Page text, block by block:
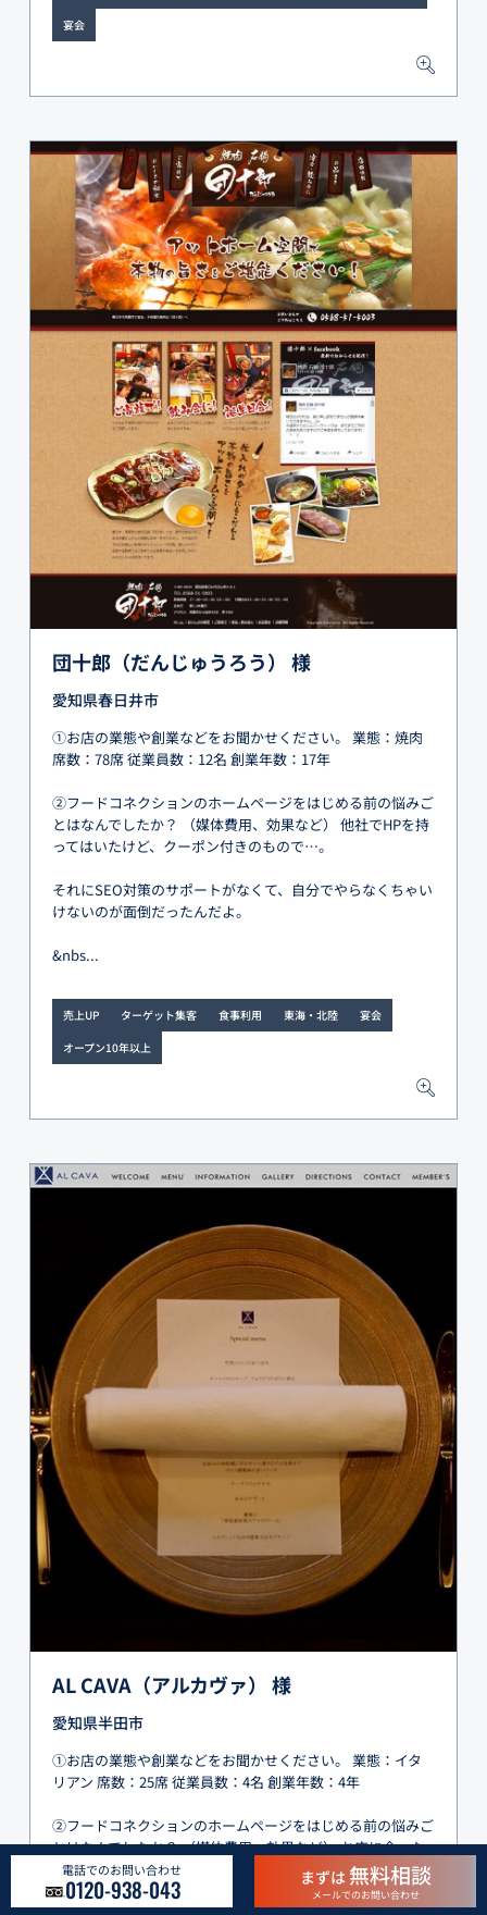
宴会
団十郎（だんじゅうろう） 様
愛知県春日井市
①お店の業態や創業などをお聞かせください。 業態：焼肉
席数：78席 従業員数：12名 創業年数：17年
②フードコネクションのホームページをはじめる前の悩みご
とはなんでしたか？ （媒体費用、効果など） 他社でHPを持
ってはいたけど、クーポン付きのもので…。
それにSEO対策のサポートがなくて、自分でやらなくちゃい
けないのが面倒だったんだよ。
&nbs...
売上UP ターゲット集客 食事利用 東海・北陸
宴会
オープン10年以上
AL CAVA（アルカヴァ） 様
愛知県半田市
①お店の業態や創業などをお聞かせください。 業態：イタ
リアン 席数：25席 従業員数：4名 創業年数：4年
②フードコネクションのホームページをはじめる前の悩みご
とはなんでしたか？ （媒体費用、効果など） お店に合った
広告の仕方が分からなかったことが悩みでした。
電話でのお問い合わせ
0120-938-043 まずは 無料相談
メールでのお問い合わせ